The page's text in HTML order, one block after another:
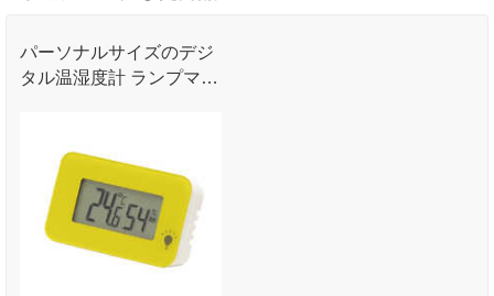
パーソナルサイズのデジ
タル温湿度計 ランプマー